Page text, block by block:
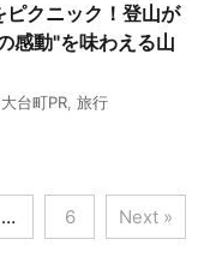
クニック！登山が
感動"を味わえる山
大台町PR 旅行
… 6 Next »